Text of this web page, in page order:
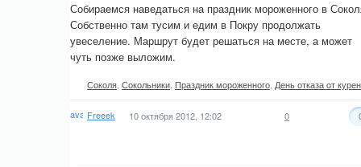
Собираемся наведаться на праздник мороженного в
Собственно там тусим и едим в Покру продолжать
увеселение. Маршрут будет решаться на месте, а может
чуть позже выложим.
Соколя Сокольники Праздник мороженного День отказа от
Freeek 10 октября 2012, 12:02 0